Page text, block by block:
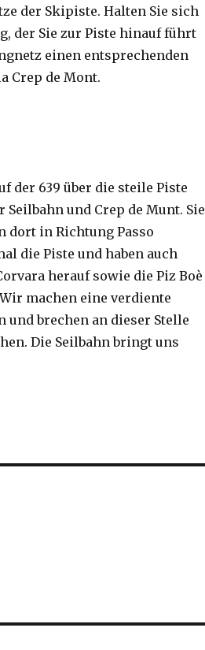
der Skipiste. Halten Sie sich
der Sie zur Piste hinauf führt
einen entsprechenden
Crep de Mont.
der 639 über die steile Piste
und Crep de Munt. Sie
dort in Richtung Passo
die Piste und haben auch
herauf sowie die Piz Boè
machen eine verdiente
und brechen an dieser Stelle
Die Seilbahn bringt uns